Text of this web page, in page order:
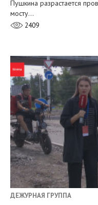
Пушкина разрастается
мосту…
2409
ДЕЖУРНАЯ ГРУППА